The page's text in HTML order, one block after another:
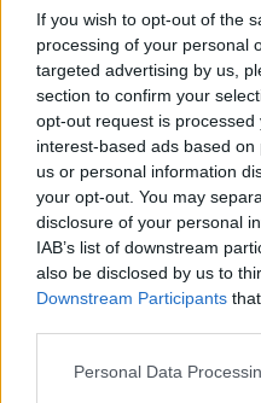
If you wish to opt-out of the
processing of your personal
targeted advertising by us,
section to confirm your
opt-out request is
interest-based ads based
us or personal information
your opt-out. You may
disclosure of your personal
IAB’s list of downstream
also be disclosed by us to
Downstream Participants
Personal Data
Naujasis NBA peštukas:
aukštaūgis
Žinios | Sportas
Kylanti „Heat“ žvaigždė
stiliumi
Žinios | Sportas
Žioplumo viršūnė NBA –